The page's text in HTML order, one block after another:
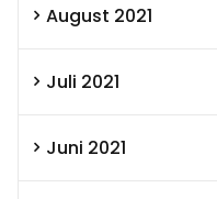
August 2021
Juli 2021
Juni 2021